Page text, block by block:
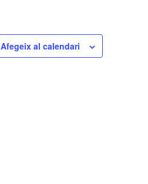
Afegeix al calendari